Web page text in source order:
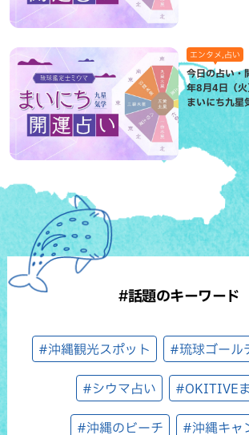
エンタメ,占い
今日の占い・
年8月4日（火
まいにち九星
#話題のキーワード
#沖縄観光スポット #琉球ゴール
#シウマ占い #OKITIVE
#沖縄のビーチ #沖縄キャ